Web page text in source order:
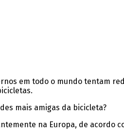
em todo o mundo tentam
mais amigas da bicicleta?
na Europa, de acordo